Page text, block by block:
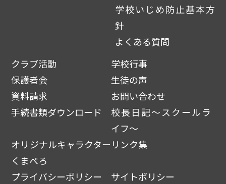
学校いじめ防止基本方
針
よくある質問
クラブ活動
学校行事
保護者会
生徒の声
資料請求
お問い合わせ
手続書類ダウンロード
校長日記～スクールラ
イフ～
オリジナルキャラクター
くまぺろ
リンク集
プライバシーポリシー サイトポリシー